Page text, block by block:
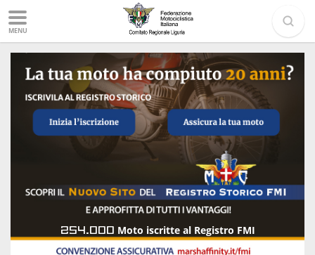
MENU
254.000 Moto iscritte al Registro FMI